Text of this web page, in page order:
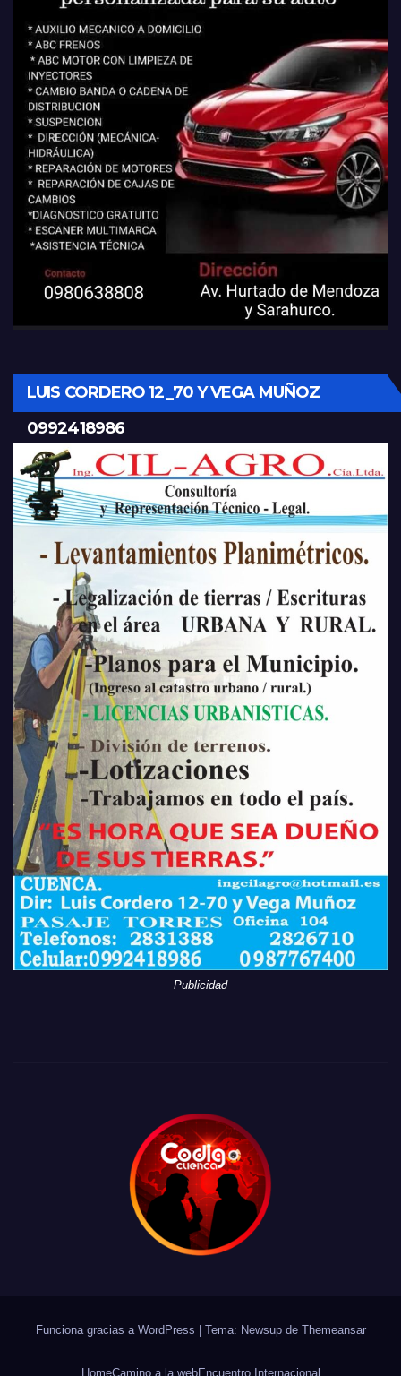
LUIS CORDERO 12_70 Y VEGA MUÑOZ
0992418986
Publicidad
Funciona gracias a WordPress | Tema: Newsup de Themeansar
HomeCamino a la webEncuentro Internacional